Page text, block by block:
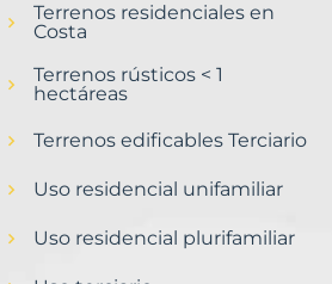
Terrenos residenciales en
Costa
Terrenos rústicos < 1
hectáreas
Terrenos edificables Terciario
Uso residencial unifamiliar
Uso residencial plurifamiliar